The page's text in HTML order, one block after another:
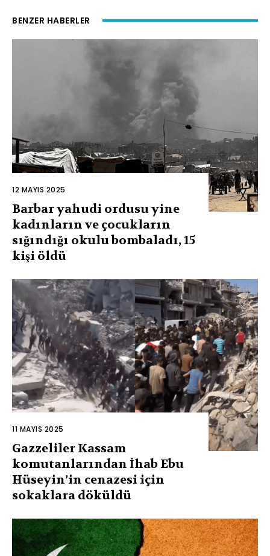
BENZER HABERLER
12 MAYIS 2025
Barbar yahudi ordusu yine
kadınların ve çocukların
sığındığı okulu bombaladı, 15
kişi öldü
11 MAYIS 2025
Gazzeliler Kassam
komutanlarından İhab Ebu
Hüseyin’in cenazesi için
sokaklara döküldü